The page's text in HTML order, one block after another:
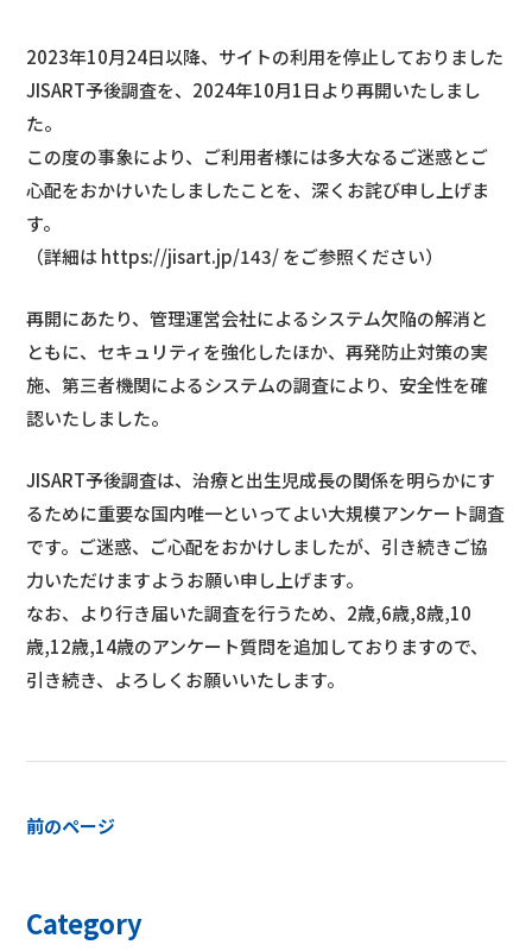
2023年10月24日以降、サイトの利用を停止しておりました
JISART予後調査を、2024年10月1日より再開いたしまし
た。
この度の事象により、ご利用者様には多大なるご迷惑とご
心配をおかけいたしましたことを、深くお詫び申し上げま
す。
（詳細はhttps://jisart.jp/143/をご参照ください）
再開にあたり、管理運営会社によるシステム欠陥の解消と
ともに、セキュリティを強化したほか、再発防止対策の実
施、第三者機関によるシステムの調査により、安全性を確
認いたしました。
JISART予後調査は、治療と出生児成長の関係を明らかにす
るために重要な国内唯一といってよい大規模アンケート調査
です。ご迷惑、ご心配をおかけしましたが、引き続きご協
力いただけますようお願い申し上げます。
なお、より行き届いた調査を行うため、2歳,6歳,8歳,10
歳,12歳,14歳のアンケート質問を追加しておりますので、
引き続き、よろしくお願いいたします。
前のページ
Category